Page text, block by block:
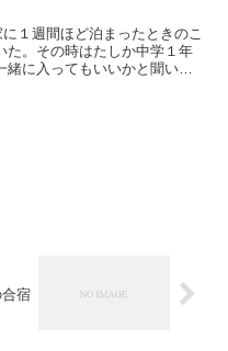
１週間ほど泊まったときのこ
た。その時はたしか中学１年
緒に入ってもいいかと聞いて
宿